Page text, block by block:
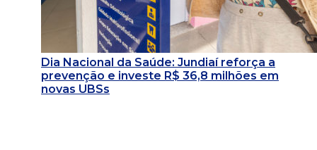
Dia Nacional da Saúde: Jundiaí reforça a
prevenção e investe R$ 36,8 milhões em
novas UBSs